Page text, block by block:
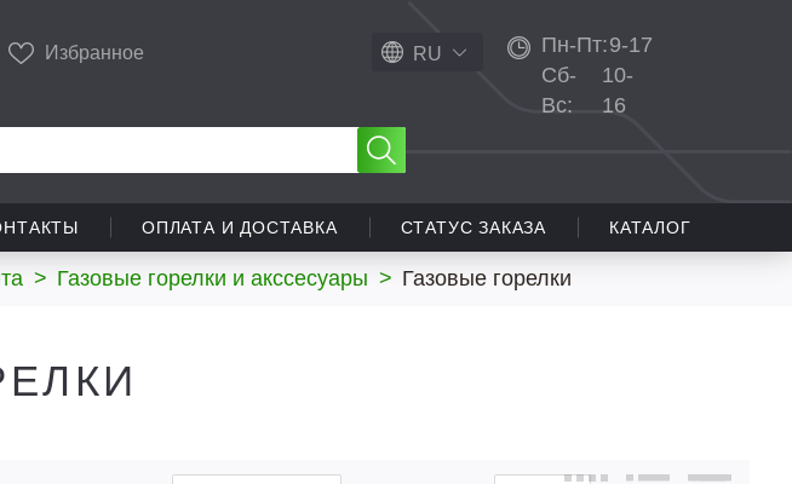
Избранное RU Пн-Пт:9-17
Сб-
Вс:
10-
16
ОПЛАТА И ДОСТАВКА СТАТУС ЗАКАЗА КАТАЛОГ
> Газовые горелки и акссесуары > Газовые горелки